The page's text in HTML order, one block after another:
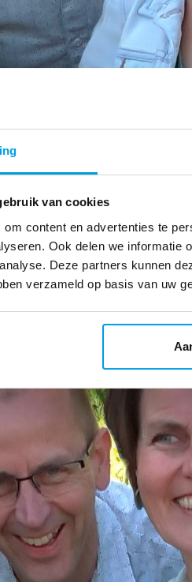
van cookies
content en advertenties te
Ook delen we
Deze partners kunnen
verzameld op basis van uw